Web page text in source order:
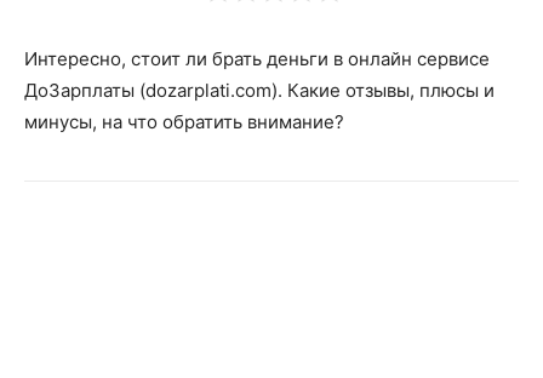
Интересно, стоит ли брать деньги в онлайн сервисе
ДоЗарплаты (dozarplati.com). Какие отзывы, плюсы и
минусы, на что обратить внимание?